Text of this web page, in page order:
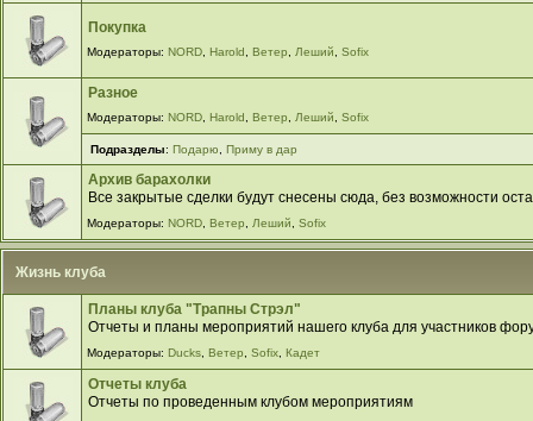
Покупка
Модераторы: NORD, Harold Ветер Леший Sofix
Разное
Модераторы: NORD, Harold Ветер Леший Sofix
Подразделы: Подарю, Приму в дар
Архив барахолки
Все закрытые сделки будут снесены сюда, без возможности
Модераторы: NORD, Ветер Леший Sofix
Жизнь клуба
Планы клуба "Трапны Стрэл"
Отчеты и планы мероприятий нашего клуба для участников
Модераторы: Ducks, Ветер Sofix, Кадет
Отчеты клуба
Отчеты по проведенным клубом мероприятиям